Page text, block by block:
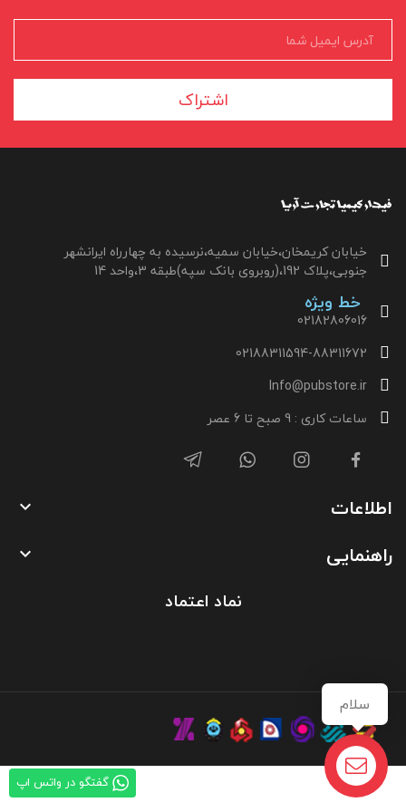
اشتراک
خیابان کریمخان،خیابان سمیه،نرسیده به چهارراه ایرانشهر
جنوبی،پلاک 192،(روبروی بانک سپه)طبقه 3،واحد 14
خط ویژه
02182806016
02188311594-88311672
Info@pubstore.ir
ساعات کاری : 9 صبح تا 6 عصر
اطلاعات 
راهنمایی 
نماد اعتماد
گفتگو در واتس اپ
سلام